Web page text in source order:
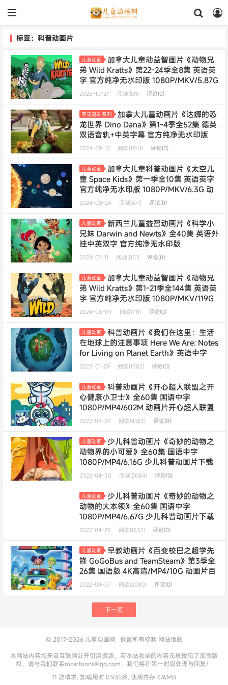
标签：科普动画片
儿童动画
加拿大儿童动益智画片《动物兄
弟 Wild Kratts》第22-24季全8集 英语英
字 官方纯净无水印版 1080P/MKV/5.87G
动画片动物兄弟下载
2025-10-27 阅读(511) 评论(0)
亚马逊动系列
加拿大儿童动画片《达娜的恐
龙世界 Dino Dana》第1-4季全52集 德英
双语音轨+中英字幕 官方纯净无水印版
1080P/MKV/108G 动画片达娜的恐龙世
2024-09-12 阅读(1841) 评论(0)
儿童动画
加拿大儿童科普动画片《太空儿
童 Space Kids》第一季全10集 英语英字
官方纯净无水印版 1080P/MKV/6.3G 动
画片太空儿童下载
2024-08-24 阅读(671) 评论(0)
儿童动画
新西兰儿童益智动画片《科学小
兄妹 Darwin and Newts》全40集 英语外
挂中英双字 官方纯净无水印版
1080P/MKV/9.46G 动画片科学小兄妹下
2024-07-11 阅读(851) 评论(0)
儿童动画
加拿大儿童动益智画片《动物兄
弟 Wild Kratts》第1-21季全144集 英语英
字 官方纯净无水印版 1080P/MKV/119G
动画片动物兄弟下载---终身会员专享
2024-06-09 阅读(711) 评论(0)
儿童动画
科普动画片《我们在这里：生活
在地球上的注意事项 Here We Are: Notes
for Living on Planet Earth》英语中字
1080P/MP4/2.7G 儿童科普动画片
2023-01-29 阅读(1382) 评论(0)
儿童动画
科普动画片《开心超人联盟之开
心健康小卫士》全60集 国语中字
1080P/MP4/602M 动画片开心超人联盟
下载
2022-09-29 阅读(4183) 评论(0)
儿童动画
少儿科普动画片《奇妙的动物之
动物界的小可爱》全60集 国语中字
1080P/MP4/6.16G 少儿科普动画片下载
2022-04-30 阅读(2084) 评论(0)
儿童动画
少儿科普动画片《奇妙的动物之
动物的大本领》全60集 国语中字
1080P/MP4/6.67G 少儿科普动画片下载
2022-04-29 阅读(1537) 评论(0)
儿童动画
早教动画片《百变校巴之超学先
锋 GoGoBus and TeamSteam》第3季全
26集 国语版 4K高清/MP4/10G 动画片百
变校巴下载
2022-04-07 阅读(2080) 评论(0)
下一页
© 2017-2026 儿童动画网 保留所有权利 网站地图
本网站内容均来自互联网公开引用资源，若本站收录的内容无意侵犯了贵司版
权，请与我们联系mcartoons@qq.com，我们将在第一时间处理与回复！
11 次请求, 加载用时 0.935秒, 使用内存 7.76MB